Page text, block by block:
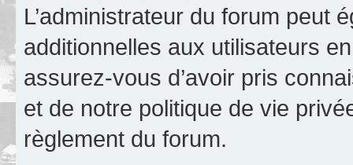
L’administrateur du forum peut
additionnelles aux utilisateurs
assurez-vous d’avoir pris
et de notre politique de vie
règlement du forum.